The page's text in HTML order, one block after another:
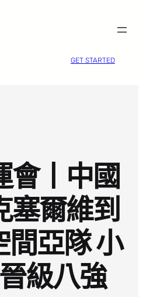
GET STARTED
會丨中國
塞爾維到
亞隊 小
級八強